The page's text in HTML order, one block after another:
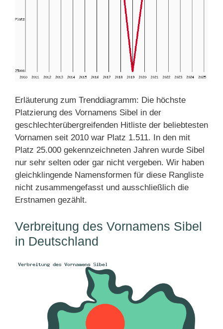
Erläuterung zum Trenddiagramm: Die höchste
Platzierung des Vornamens Sibel in der
geschlechterübergreifenden Hitliste der beliebtesten
Vornamen seit 2010 war Platz 1.511. In den mit
Platz 25.000 gekennzeichneten Jahren wurde Sibel
nur sehr selten oder gar nicht vergeben. Wir haben
gleichklingende Namensformen für diese Rangliste
nicht zusammengefasst und ausschließlich die
Erstnamen gezählt.
Verbreitung des Vornamens Sibel
in Deutschland